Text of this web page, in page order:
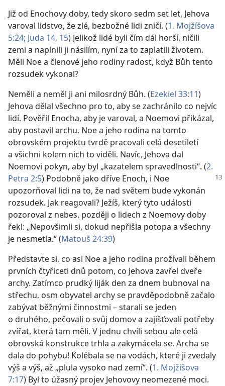
Již od Enochovy doby, tedy skoro sedm set let, Jehova
varoval lidstvo, že zlé, bezbožné lidi zničí. (1. Mojžíšova
5:24; Juda 14, 15) Jelikož lidé byli čím dál horší, ničili
zemi a naplnili ji násilím, nyní za to zaplatili životem.
Měli Noe a členové jeho rodiny radost, když Bůh tento
rozsudek vykonal?
Neměli a neměl ji ani milosrdný Bůh. (Ezekiel 33:11)
Jehova dělal všechno pro to, aby se zachránilo co nejvíc
lidí. Pověřil Enocha, aby je varoval, a Noemovi přikázal,
aby postavil archu. Noe a jeho rodina na tomto
obrovském projektu tvrdě pracovali celá desetiletí
a všichni kolem nich to viděli. Navíc, Jehova dal
Noemovi pokyn, aby byl „kazatelem spravedlnosti“. (2.
Petra 2:5) Podobně jako dříve Enoch, i Noe
upozorňoval lidi na to, že nad světem bude vykonán
rozsudek. Jak reagovali? Ježíš, který tyto události
pozoroval z nebes, později o lidech z Noemovy doby
řekl: „Nepovšimli si, dokud nepřišla potopa a všechny
je nesmetla.“ (Matouš 24:39)
Představte si, co asi Noe a jeho rodina prožívali během
prvních čtyřiceti dnů potom, co Jehova zavřel dveře
archy. Zatímco prudký liják den za dnem bubnoval na
střechu, osm obyvatel archy se pravděpodobně začalo
zabývat běžnými činnostmi – starali se jeden
o druhého, pečovali o svůj domov a zajišťovali potřeby
zvířat, která tam měli. V jednu chvíli sebou ale celá
obrovská konstrukce trhla a zakymácela se. Archa se
dala do pohybu! Kolébala se na vodách, které ji zvedaly
výš a výš, až „plula vysoko nad zemí“. (1. Mojžíšova
7:17) Byl to úžasný projev Jehovovy neomezené moci.